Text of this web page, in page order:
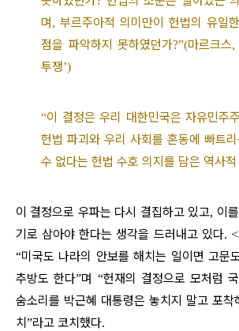
며, 부르주아적 의미만이 헌법의 유일
점을 파악하지 못하였던가?”(마르크스,
투쟁’)
“이 결정은 우리 대한민국은 자유민주
헌법 파괴와 우리 사회를 혼동에 빠트
수 없다는 헌법 수호 의지를 담은 역사적
이 결정으로 우파는 다시 결집하고 있고, 이
기로 삼아야 한다는 생각을 드러내고 있다. <
“미국도 나라의 안보를 해치는 일이면 고문
추방도 한다”며 “헌재의 결정으로 모처럼
숨소리를 박근혜 대통령은 놓치지 말고 포착
치”라고 코치했다.